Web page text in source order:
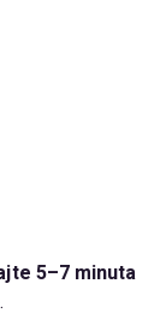
5–7 minuta